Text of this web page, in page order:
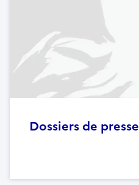
Dossiers de presse